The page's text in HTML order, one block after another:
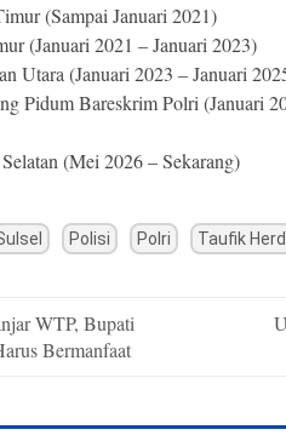
(Sampai Januari 2021)
(Januari 2021 – Januari 2023)
Utara (Januari 2023 – Januari
Pidum Bareskrim Polri (Januari
(Mei 2026 – Sekarang)
Polisi Polri Taufik
WTP, Bupati
Bermanfaat